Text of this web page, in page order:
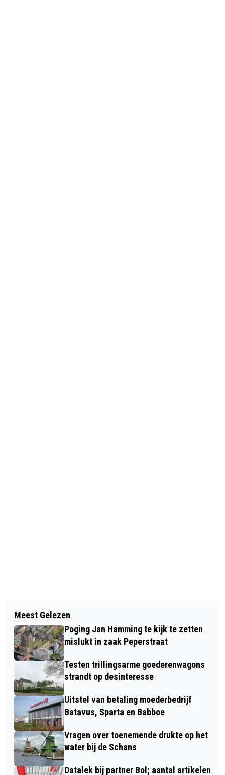
‘CAFÉ VAN DE TOEKOMST’ VOOR
ZAANSE PROFESSIONALS IN HET
ONDERWIJS
OP ÉÉN NA BESTE HEMELVAARTSDAG
IN TIEN JAAR VOOR BIOSCOPEN VAN
PATHÉ
Meest Gelezen
Poging Jan Hamming te kijk te zetten
mislukt in zaak Peperstraat
Testen trillingsarme goederenwagons
strandt op desinteresse
Uitstel van betaling moederbedrijf
Batavus, Sparta en Babboe
Vragen over toenemende drukte op het
water bij de Schans
Datalek bij partner Bol; aantal artikelen